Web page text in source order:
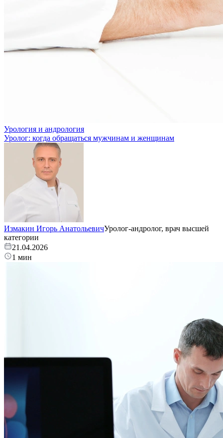
Урология и андрология
Уролог: когда обращаться мужчинам и женщинам
Измакин Игорь АнатольевичУролог-андролог, врач высшей
категории
21.04.2026
1 мин